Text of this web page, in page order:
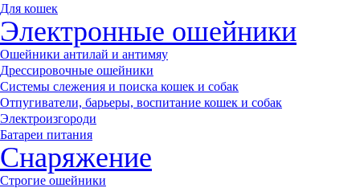
Для кошек
Электронные ошейники
Ошейники антилай и антимяу
Дрессировочные ошейники
Системы слежения и поиска кошек и собак
Отпугиватели, барьеры, воспитание кошек и собак
Электроизгороди
Батареи питания
Снаряжение
Строгие ошейники